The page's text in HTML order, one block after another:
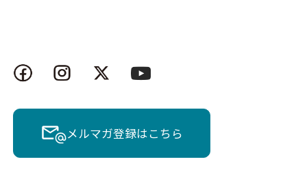
メルマガ登録はこちら